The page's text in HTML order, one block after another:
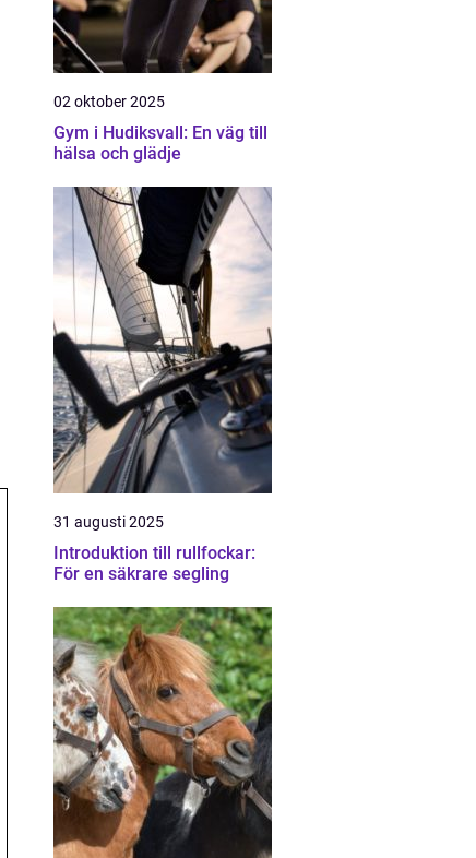
02 oktober 2025
Gym i Hudiksvall: En väg till
hälsa och glädje
31 augusti 2025
Introduktion till rullfockar:
För en säkrare segling